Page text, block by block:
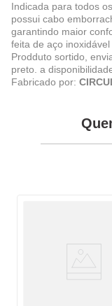
Indicada para todos
possui cabo
garantindo maior
feita de aço
Prodduto sortido,
preto. a
Fabricado por: